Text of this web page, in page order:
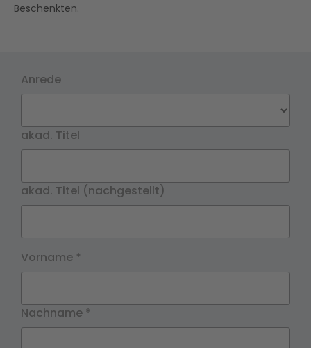
Beschenkten.
Anrede
akad. Titel
akad. Titel (nachgestellt)
Vorname *
Nachname *